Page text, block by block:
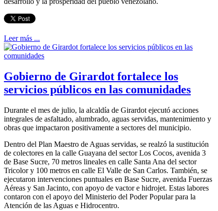
Leer más ...
Gobierno de Girardot fortalece los
servicios públicos en las comunidades
Durante el mes de julio, la alcaldía de Girardot ejecutó acciones
integrales de asfaltado, alumbrado, aguas servidas, mantenimiento y
obras que impactaron positivamente a sectores del municipio.
Dentro del Plan Maestro de Aguas servidas, se realzó la sustitución
de colectores en la calle Guayana del sector Los Cocos, avenida 3
de Base Sucre, 70 metros lineales en calle Santa Ana del sector
Tricolor y 100 metros en calle El Valle de San Carlos. También, se
ejecutaron intervenciones puntuales en Base Sucre, avenida Fuerzas
Aéreas y San Jacinto, con apoyo de vactor e hidrojet. Estas labores
contaron con el apoyo del Ministerio del Poder Popular para la
Atención de las Aguas e Hidrocentro.